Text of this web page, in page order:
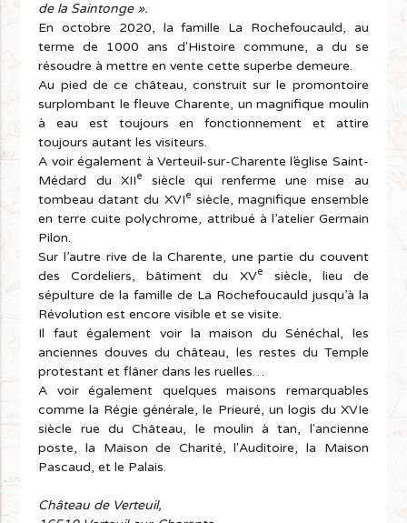
de la Saintonge ».
En octobre 2020, la famille La Rochefoucauld, au
terme de 1000 ans d'Histoire commune, a du se
résoudre à mettre en vente cette superbe demeure.
Au pied de ce château, construit sur le promontoire
surplombant le fleuve Charente, un magnifique moulin
à eau est toujours en fonctionnement et attire
toujours autant les visiteurs.
A voir également à Verteuil-sur-Charente l’église Saint-
Médard du XIIe
siècle qui renferme une mise au
tombeau datant du XVIe siècle, magnifique ensemble
en terre cuite polychrome, attribué à l’atelier Germain
Pilon.
Sur l’autre rive de la Charente, une partie du couvent
des Cordeliers, bâtiment du XVe
siècle, lieu de
sépulture de la famille de La Rochefoucauld jusqu’à la
Révolution est encore visible et se visite.
Il faut également voir la maison du Sénéchal, les
anciennes douves du château, les restes du Temple
protestant et flâner dans les ruelles…
A voir également quelques maisons remarquables
comme la Régie générale, le Prieuré, un logis du XVIe
siècle rue du Château, le moulin à tan, l'ancienne
poste, la Maison de Charité, l'Auditoire, la Maison
Pascaud, et le Palais.
Château de Verteuil,